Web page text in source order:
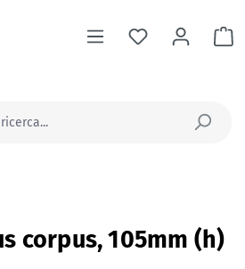
Il
corpus, 105mm (h)